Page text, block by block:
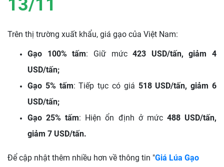
13/11
Trên thị trường xuất khẩu, giá gạo của Việt Nam:
Gạo 100% tấm: Giữ mức423 USD/tấn, giảm 4
USD/tấn;
Gạo 5% tấm: Tiếp tục có giá 518 USD/tấn, giảm 6
USD/tấn;
Gạo 25% tấm: Hiện ổn định ở mức 488 USD/tấn,
giảm 7 USD/tấn.
Để cập nhật thêm nhiều hơn về thông tin "Giá Lúa Gạo